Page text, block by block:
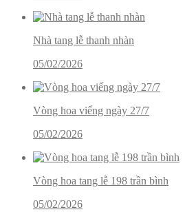
Nhà tang lễ thanh nhàn
05/02/2026
Vòng hoa viếng ngày 27/7
05/02/2026
Vòng hoa tang lễ 198 trần bình
05/02/2026